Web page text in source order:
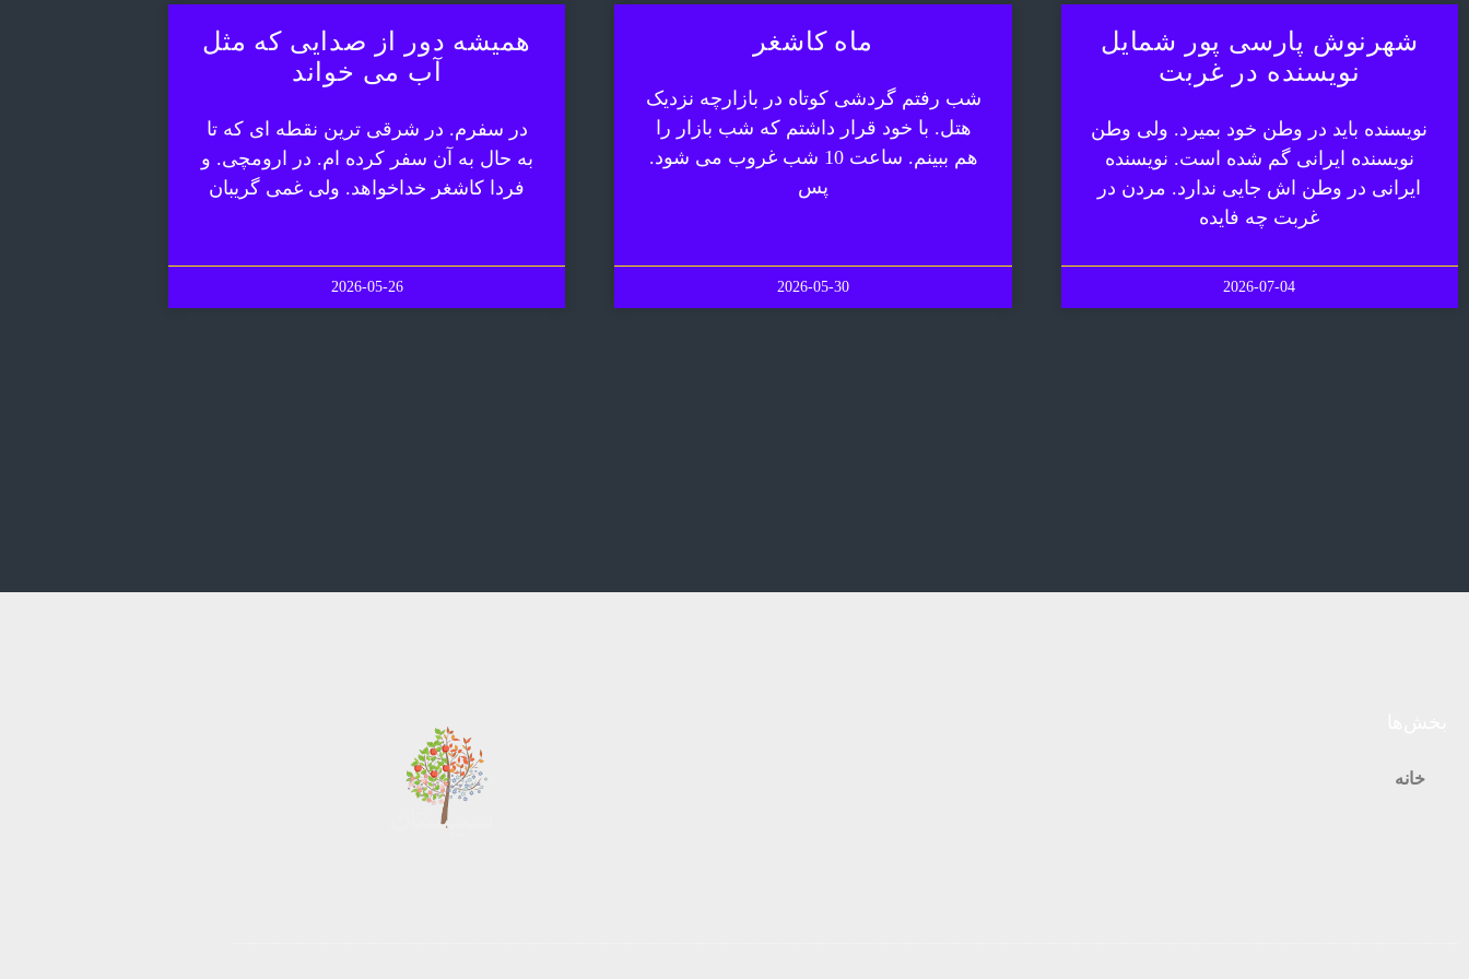
شهرنوش پارسی پور شمایل
نویسنده در غربت
نویسنده باید در وطن خود بمیرد. ولی وطن
نویسنده ایرانی گم شده است. نویسنده
ایرانی در وطن اش جایی ندارد. مردن در
غربت چه فایده
2026-07-04
ماه کاشغر
شب رفتم گردشی کوتاه در بازارچه نزدیک
هتل. با خود قرار داشتم که شب بازار را
هم ببینم. ساعت 10 شب غروب می شود.
پس
2026-05-30
همیشه دور از صدایی که مثل
آب می خواند
در سفرم. در شرقی ترین نقطه ای که تا
به حال به آن سفر کرده ام. در ارومچی. و
فردا کاشغر خداخواهد. ولی غمی گریبان
2026-05-26
خانه